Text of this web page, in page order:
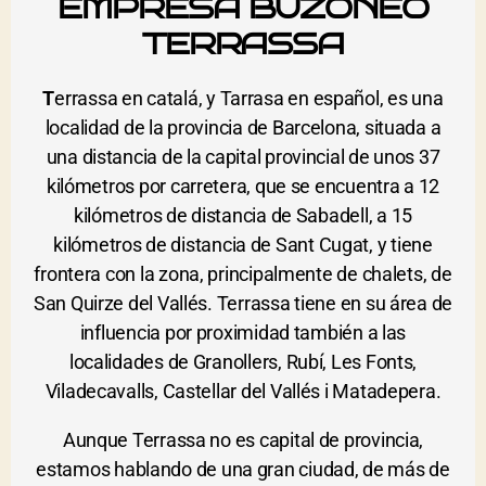
EMPRESA BUZONEO
TERRASSA
Terrassa en catalá, y Tarrasa en español, es una
localidad de la provincia de Barcelona, situada a
una distancia de la capital provincial de unos 37
kilómetros por carretera, que se encuentra a 12
kilómetros de distancia de Sabadell, a 15
kilómetros de distancia de Sant Cugat, y tiene
frontera con la zona, principalmente de chalets, de
San Quirze del Vallés. Terrassa tiene en su área de
influencia por proximidad también a las
localidades de Granollers, Rubí, Les Fonts,
Viladecavalls, Castellar del Vallés i Matadepera.
Aunque Terrassa no es capital de provincia,
estamos hablando de una gran ciudad, de más de